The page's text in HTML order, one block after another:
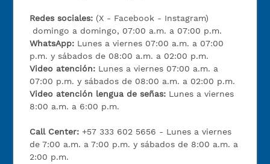
Redes sociales: (X - Facebook - Instagram)
domingo a domingo, 07:00 a.m. a 07:00 p.m.
WhatsApp: Lunes a viernes 07:00 a.m. a 07:00
p.m. y sábados de 08:00 a.m. a 02:00 p.m.
Video atención: Lunes a viernes 07:00 a.m. a
07:00 p.m. y sábados de 08:00 a.m. a 02:00 p.m.
Video atención lengua de señas: Lunes a viernes
8:00 a.m. a 6:00 p.m.
Call Center:+57 333 602 5656 - Lunes a viernes
de 7:00 a.m. a 7:00 p.m. y sábados de 8:00 a.m. a
2:00 p.m.